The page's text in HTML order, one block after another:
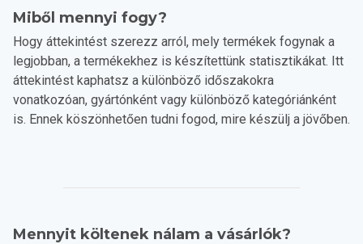
Miből mennyi fogy?
Hogy áttekintést szerezz arról, mely termékek fogynak a
legjobban, a termékekhez is készítettünk statisztikákat. Itt
áttekintést kaphatsz a különböző időszakokra
vonatkozóan, gyártónként vagy különböző kategóriánként
is. Ennek köszönhetően tudni fogod, mire készülj a jövőben.
Mennyit költenek nálam a vásárlók?